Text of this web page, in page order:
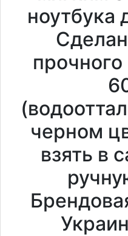
ноутбука
черном
взять в